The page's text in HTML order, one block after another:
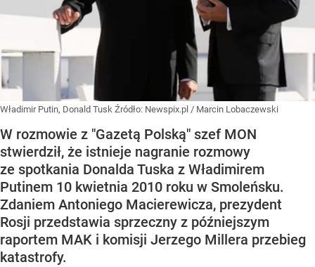
Władimir Putin, Donald Tusk Źródło: Newspix.pl / Marcin Lobaczewski
W rozmowie z "Gazetą Polską" szef MON
stwierdził, że istnieje nagranie rozmowy
ze spotkania Donalda Tuska z Władimirem
Putinem 10 kwietnia 2010 roku w Smoleńsku.
Zdaniem Antoniego Macierewicza, prezydent
Rosji przedstawia sprzeczny z późniejszym
raportem MAK i komisji Jerzego Millera przebieg
katastrofy.